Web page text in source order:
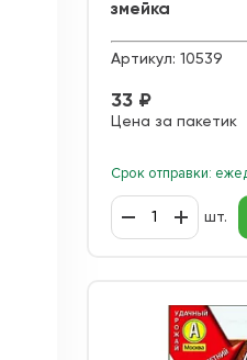
змейка
Артикул: 10539
33 ₽
Цена за пакетик
Срок отправки:
шт.